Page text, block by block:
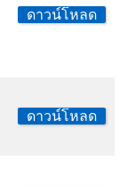
ดาวน์โหลด
ดาวน์โหลด